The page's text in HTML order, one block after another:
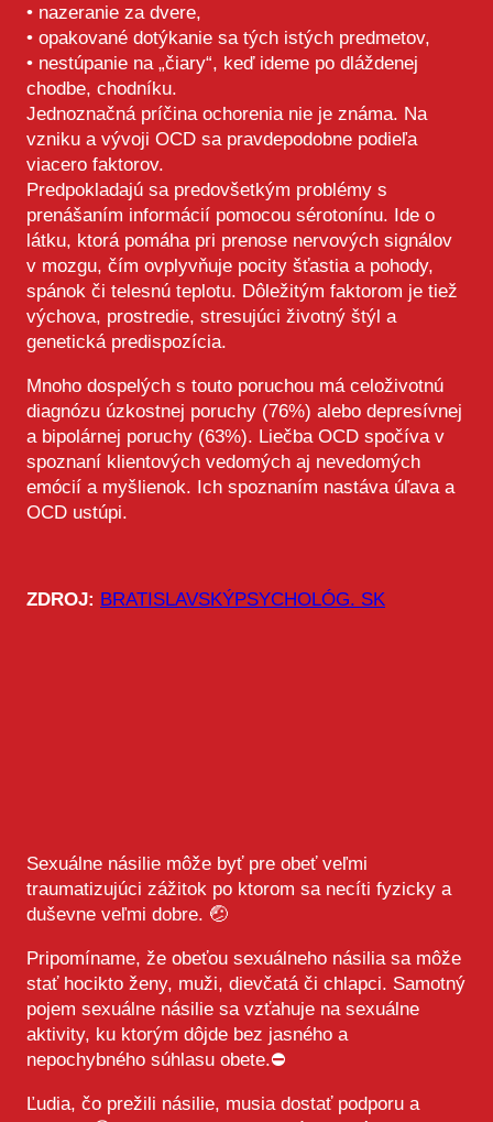
• nazeranie za dvere,
• opakované dotýkanie sa tých istých predmetov,
• nestúpanie na „čiary“, keď ideme po dláždenej
chodbe, chodníku.
Jednoznačná príčina ochorenia nie je známa. Na
vzniku a vývoji OCD sa pravdepodobne podieľa
viacero faktorov.
Predpokladajú sa predovšetkým problémy s
prenášaním informácií pomocou sérotonínu. Ide o
látku, ktorá pomáha pri prenose nervových signálov
v mozgu, čím ovplyvňuje pocity šťastia a pohody,
spánok či telesnú teplotu. Dôležitým faktorom je tiež
výchova, prostredie, stresujúci životný štýl a
genetická predispozícia.
Mnoho dospelých s touto poruchou má celoživotnú
diagnózu úzkostnej poruchy (76%) alebo depresívnej
a bipolárnej poruchy (63%). Liečba OCD spočíva v
spoznaní klientových vedomých aj nevedomých
emócií a myšlienok. Ich spoznaním nastáva úľava a
OCD ustúpi.
ZDROJ: BRATISLAVSKÝPSYCHOLÓG. SK
Sexuálne násilie môže byť pre obeť veľmi
traumatizujúci zážitok po ktorom sa necíti fyzicky a
duševne veľmi dobre. 🤕
Pripomíname, že obeťou sexuálneho násilia sa môže
stať hocikto ženy, muži, dievčatá či chlapci. Samotný
pojem sexuálne násilie sa vzťahuje na sexuálne
aktivity, ku ktorým dôjde bez jasného a
nepochybného súhlasu obete.⛔️
Ľudia, čo prežili násilie, musia dostať podporu a